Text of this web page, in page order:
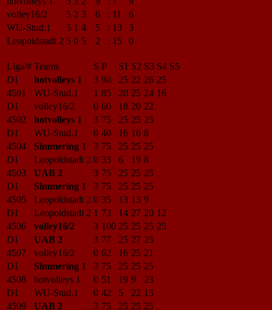
volley16/2
5 2 3 6 : 11
6
WU-Stud.1
5 1 4 5 : 13
3
Leopoldstadt 2 5 0 5 2 : 15 0
Liga/# Teams S P S1 S2 S3 S4 S5
D1
hotvolleys 1 3 98 25 22 26 25
4501
WU-Stud.1 1 85 20 25 24 16
D1
volley16/2 0 60 18 20 22
4502
hotvolleys 1 3 75 25 25 25
D1
WU-Stud.1 0 40 16 16 8
4504
Simmering 1 3 75 25 25 25
D1
Leopoldstadt 2 0 33 6 19 8
4503
UAB 2 3 75 25 25 25
D1
Simmering 1 3 75 25 25 25
4505
Leopoldstadt 2 0 35 13 13 9
D1
Leopoldstadt 2 1 73 14 27 20 12
4506
volley16/2 3 100 25 25 25 25
D1
UAB 2 3 77 25 27 25
4507
volley16/2 0 62 16 25 21
D1
Simmering 1 3 75 25 25 25
4508
hotvolleys 1 0 51 19 9
23
D1
WU-Stud.1 0 42 5 22 15
4509
UAB 2 3 75 25 25 25